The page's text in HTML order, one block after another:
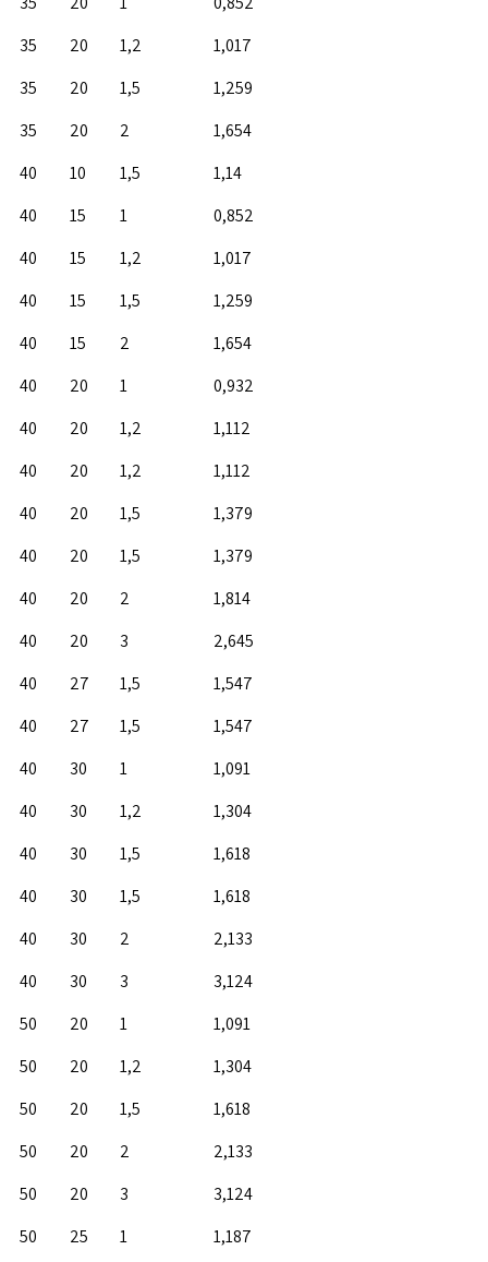
35
20 1,2
1,017
35
20 1,5
1,259
35
20 2
1,654
40
10 1,5
1,14
40
15 1
0,852
40
15 1,2
1,017
40
15 1,5
1,259
40
15 2
1,654
40
20 1
0,932
40
20 1,2
1,112
40
20 1,2
1,112
40
20 1,5
1,379
40
20 1,5
1,379
40
20 2
1,814
40
20 3
2,645
40
27 1,5
1,547
40
27 1,5
1,547
40
30 1
1,091
40
30 1,2
1,304
40
30 1,5
1,618
40
30 1,5
1,618
40
30 2
2,133
40
30 3
3,124
50
20 1
1,091
50
20 1,2
1,304
50
20 1,5
1,618
50
20 2
2,133
50
20 3
3,124
50
25 1
1,187